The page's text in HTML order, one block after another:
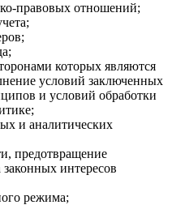
правовых отношений;
которых являются
условий заключенных
и условий обработки
и аналитических
предотвращение
интересов
режима;